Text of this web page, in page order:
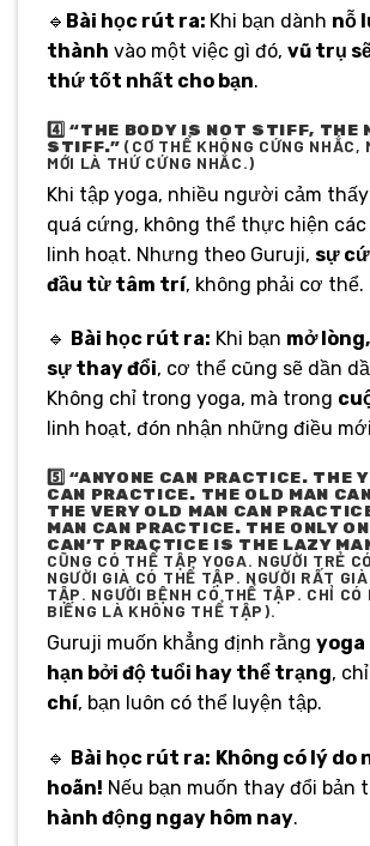
🔹 Bài học rút ra: Khi bạn dành nỗ
thành vào một việc gì đó, vũ trụ
thứ tốt nhất cho bạn.
4️⃣“THE BODY IS NOT STIFF, THE
STIFF.” (CƠ THỂ KHÔNG CỨNG NHẮC,
MỚI LÀ THỨ CỨNG NHẮC.)
Khi tập yoga, nhiều người cảm
quá cứng, không thể thực hiện
linh hoạt. Nhưng theo Guruji, sự
đầu từ tâm trí, không phải cơ thể.
🔹 Bài học rút ra: Khi bạn mở
sự thay đổi, cơ thể cũng sẽ dần
Không chỉ trong yoga, mà trong
linh hoạt, đón nhận những điều
5️⃣“ANYONE CAN PRACTICE. THE
CAN PRACTICE. THE OLD MAN
THE VERY OLD MAN CAN
MAN CAN PRACTICE. THE ONLY
CAN’T PRACTICE IS THE LAZY
CŨNG CÓ THỂ TẬP YOGA. NGƯỜI TRẺ
NGƯỜI GIÀ CÓ THỂ TẬP. NGƯỜI RẤT
TẬP. NGƯỜI BỆNH CÓ THỂ TẬP. CHỈ CÓ
BIẾNG LÀ KHÔNG THỂ TẬP).
Guruji muốn khẳng định rằng yoga
hạn bởi độ tuổi hay thể trạng,
chí, bạn luôn có thể luyện tập.
🔹 Bài học rút ra: Không có lý do
hoãn! Nếu bạn muốn thay đổi bản
hành động ngay hôm nay.